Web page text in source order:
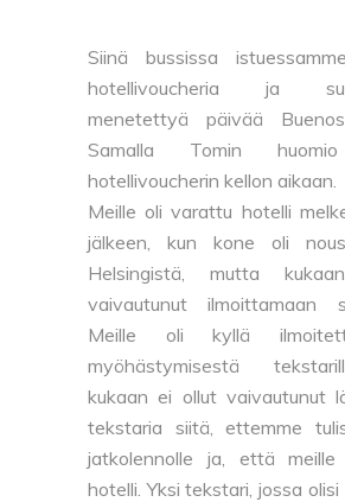
Siinä bussissa
hotellivoucheria ja
menetettyä päivää
Samalla Tomin
hotellivoucherin kellon aikaan.
Meille oli varattu hotelli
jälkeen, kun kone oli
Helsingistä, mutta
vaivautunut ilmoittamaan
Meille oli kyllä
myöhästymisestä
kukaan ei ollut vaivautunut
tekstaria siitä, ettemme
jatkolennolle ja, että
hotelli. Yksi tekstari, jossa